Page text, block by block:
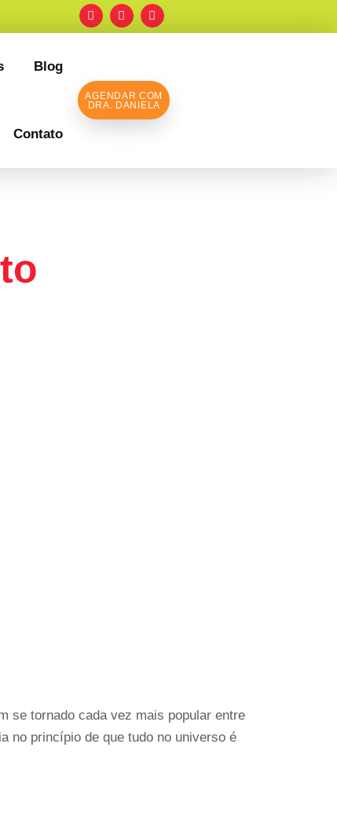
Blog
Contato
AGENDAR COM
DRA. DANIELA
se tornado cada vez mais popular entre
no princípio de que tudo no universo é